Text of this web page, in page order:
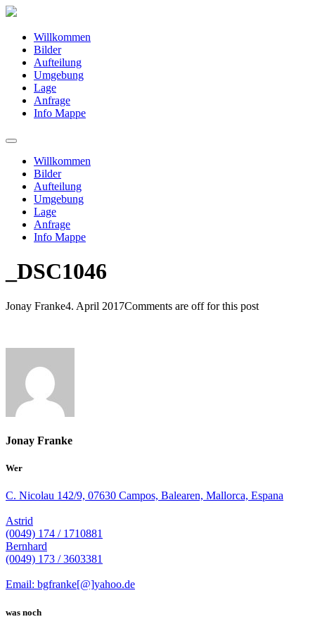
Willkommen
Bilder
Aufteilung
Umgebung
Lage
Anfrage
Info Mappe
Willkommen
Bilder
Aufteilung
Umgebung
Lage
Anfrage
Info Mappe
_DSC1046
Jonay Franke4. April 2017Comments are off for this post
Jonay Franke
Wer
C. Nicolau 142/9, 07630 Campos, Balearen, Mallorca, Espana
Astrid
(0049) 174 / 1710881
Bernhard
(0049) 173 / 3603381
Email: bgfranke[@]yahoo.de
was noch